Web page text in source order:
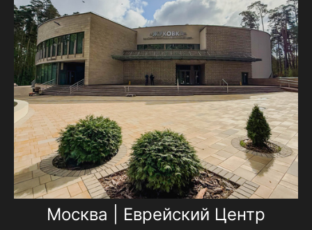
Москва | Еврейский Центр